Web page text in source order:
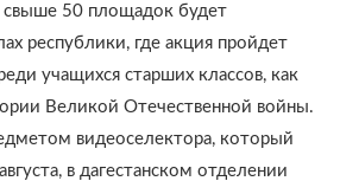
свыше 50 площадок будет
республики, где акция пройдет
учащихся старших классов, как
Великой Отечественной войны.
видеоселектора, который
в дагестанском отделении